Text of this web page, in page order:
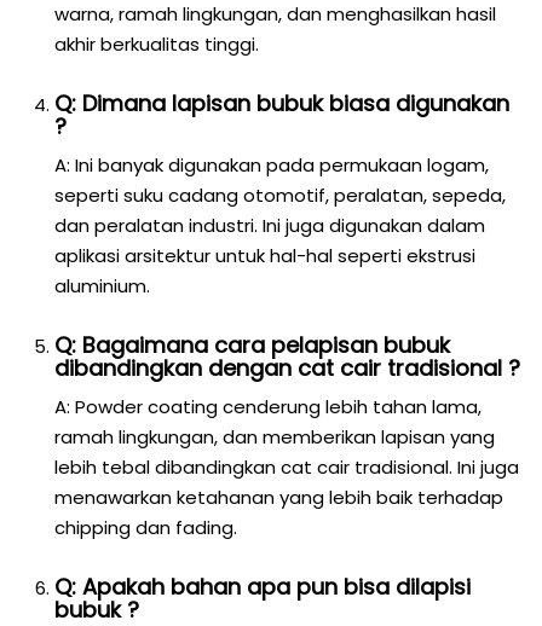
warna, ramah lingkungan, dan menghasilkan hasil
akhir berkualitas tinggi.
Q: Dimana lapisan bubuk biasa digunakan
?
A: Ini banyak digunakan pada permukaan logam,
seperti suku cadang otomotif, peralatan, sepeda,
dan peralatan industri. Ini juga digunakan dalam
aplikasi arsitektur untuk hal-hal seperti ekstrusi
aluminium.
Q: Bagaimana cara pelapisan bubuk
dibandingkan dengan cat cair tradisional ?
A: Powder coating cenderung lebih tahan lama,
ramah lingkungan, dan memberikan lapisan yang
lebih tebal dibandingkan cat cair tradisional. Ini juga
menawarkan ketahanan yang lebih baik terhadap
chipping dan fading.
Q: Apakah bahan apa pun bisa dilapisi
bubuk ?